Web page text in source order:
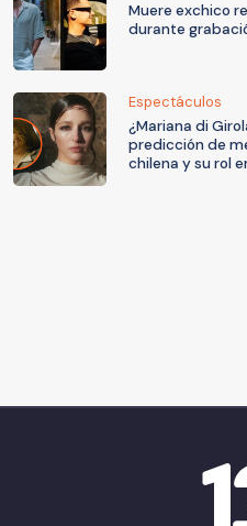
Muere exchico
durante
Espectáculos
¿Mariana di
predicción de
chilena y su rol